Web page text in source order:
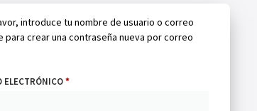
introduce tu nombre de usuario o correo
para crear una contraseña nueva por correo
ELECTRÓNICO*